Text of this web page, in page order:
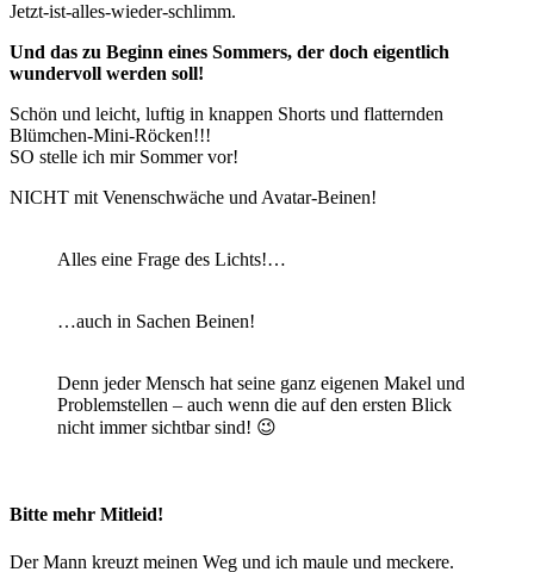
Jetzt-ist-alles-wieder-schlimm.
Und das zu Beginn eines Sommers, der doch eigentlich
wundervoll werden soll!
Schön und leicht, luftig in knappen Shorts und flatternden
Blümchen-Mini-Röcken!!!
SO stelle ich mir Sommer vor!
NICHT mit Venenschwäche und Avatar-Beinen!
Alles eine Frage des Lichts!…
…auch in Sachen Beinen!
Denn jeder Mensch hat seine ganz eigenen Makel und
Problemstellen – auch wenn die auf den ersten Blick
nicht immer sichtbar sind! 😉
Bitte mehr Mitleid!
Der Mann kreuzt meinen Weg und ich maule und meckere.